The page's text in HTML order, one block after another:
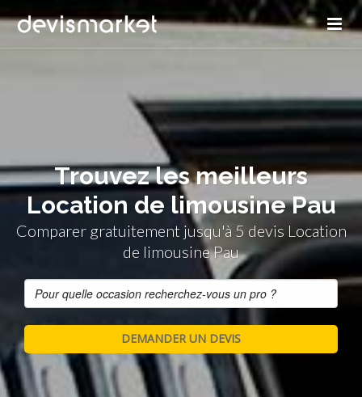
Trouvez les meilleurs
Location de limousine Pau
Comparer gratuitement jusqu'à 5 devis Location
de limousine Pau